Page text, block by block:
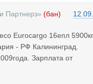
(бан)
Eurocargo 16епл 5900кг
- РФ Калининград.
Зарплата от